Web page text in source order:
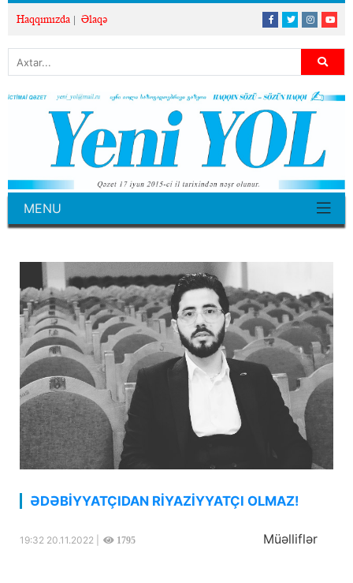
Haqqımızda Əlaqə
MENU
ƏDƏBİYYATÇIDAN RİYAZİYYATÇI OLMAZ!
19:32 20.11.2022 | 1795 Müəlliflər